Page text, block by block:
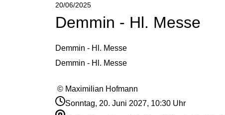
20/06/2025
Demmin - Hl. Messe
Demmin - Hl. Messe
Demmin - Hl. Messe
© Maximilian Hofmann
Sonntag, 20. Juni 2027, 10:30 Uhr